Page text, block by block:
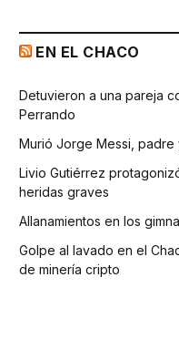
EN EL CHACO
Detuvieron a una pareja
Perrando
Murió Jorge Messi,
Livio Gutiérrez
heridas graves
Allanamientos en los
Golpe al lavado en el
de minería cripto